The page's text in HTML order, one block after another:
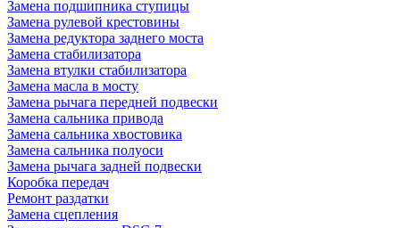
Замена подшипника ступицы
Замена рулевой крестовины
Замена редуктора заднего моста
Замена стабилизатора
Замена втулки стабилизатора
Замена масла в мосту
Замена рычага передней подвески
Замена сальника привода
Замена сальника хвостовика
Замена сальника полуоси
Замена рычага задней подвески
Коробка передач
Ремонт раздатки
Замена сцепления